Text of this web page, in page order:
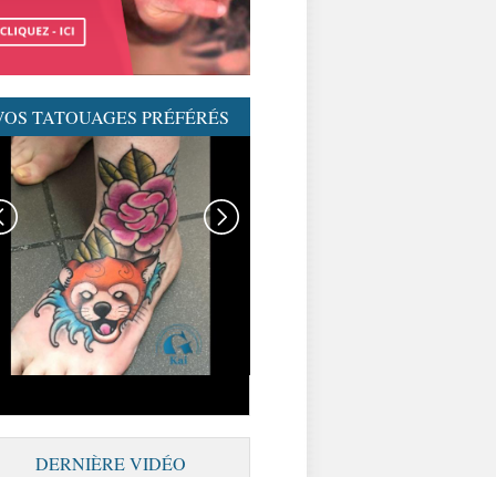
TATOUAGES PRÉFÉRÉS
GRAPHICADERME-
TATOUAGENEOTRAD-
NEOTRAD-AVIGNON-
MEILLEURSTATOUEURS
DERNIÈRE VIDÉO